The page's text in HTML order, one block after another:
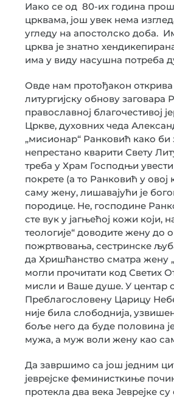
Иако се од 80-их година
црквама, још увек нема
угледу на апостолско доба.
црква је знатно
има у виду насушна потреба
Овде нам протођакон
литургијску обнову
православној благочестивој
Цркве, духовних чеда
„мисионар“ Ранковић како би
непрестано кварити Свету
треба у Храм Господњи
покрете (а то Ранковић у
саму жену, лишавајући је
породице. Не, господине
сте вук у јагњећој кожи који,
теологије“ доводите жену до
пожртвовања, сестринске
да Хришћанство сматра жену
могли прочитати код Светих
мисли и Ваше душе. У центар
Преблагословену Царицу
није била слободнија,
боље него да буде половина
мужа, а муж воли жену као
Да завршимо са још једним
јеврејске феминисткиње
протекла два века Јеврејке